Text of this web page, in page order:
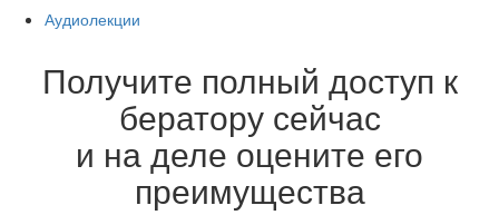
Аудиолекции
Получите полный доступ к
бератору сейчас
и на деле оцените его
преимущества